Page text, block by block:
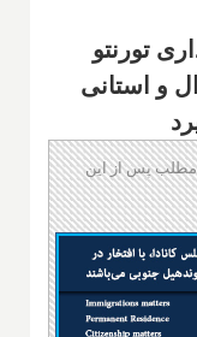
تورنتو
و استانی
مطلب پس از این